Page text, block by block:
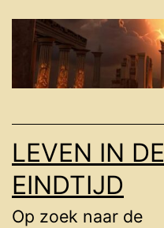
inhoud
LEVEN IN DE
EINDTIJD
Op zoek naar de